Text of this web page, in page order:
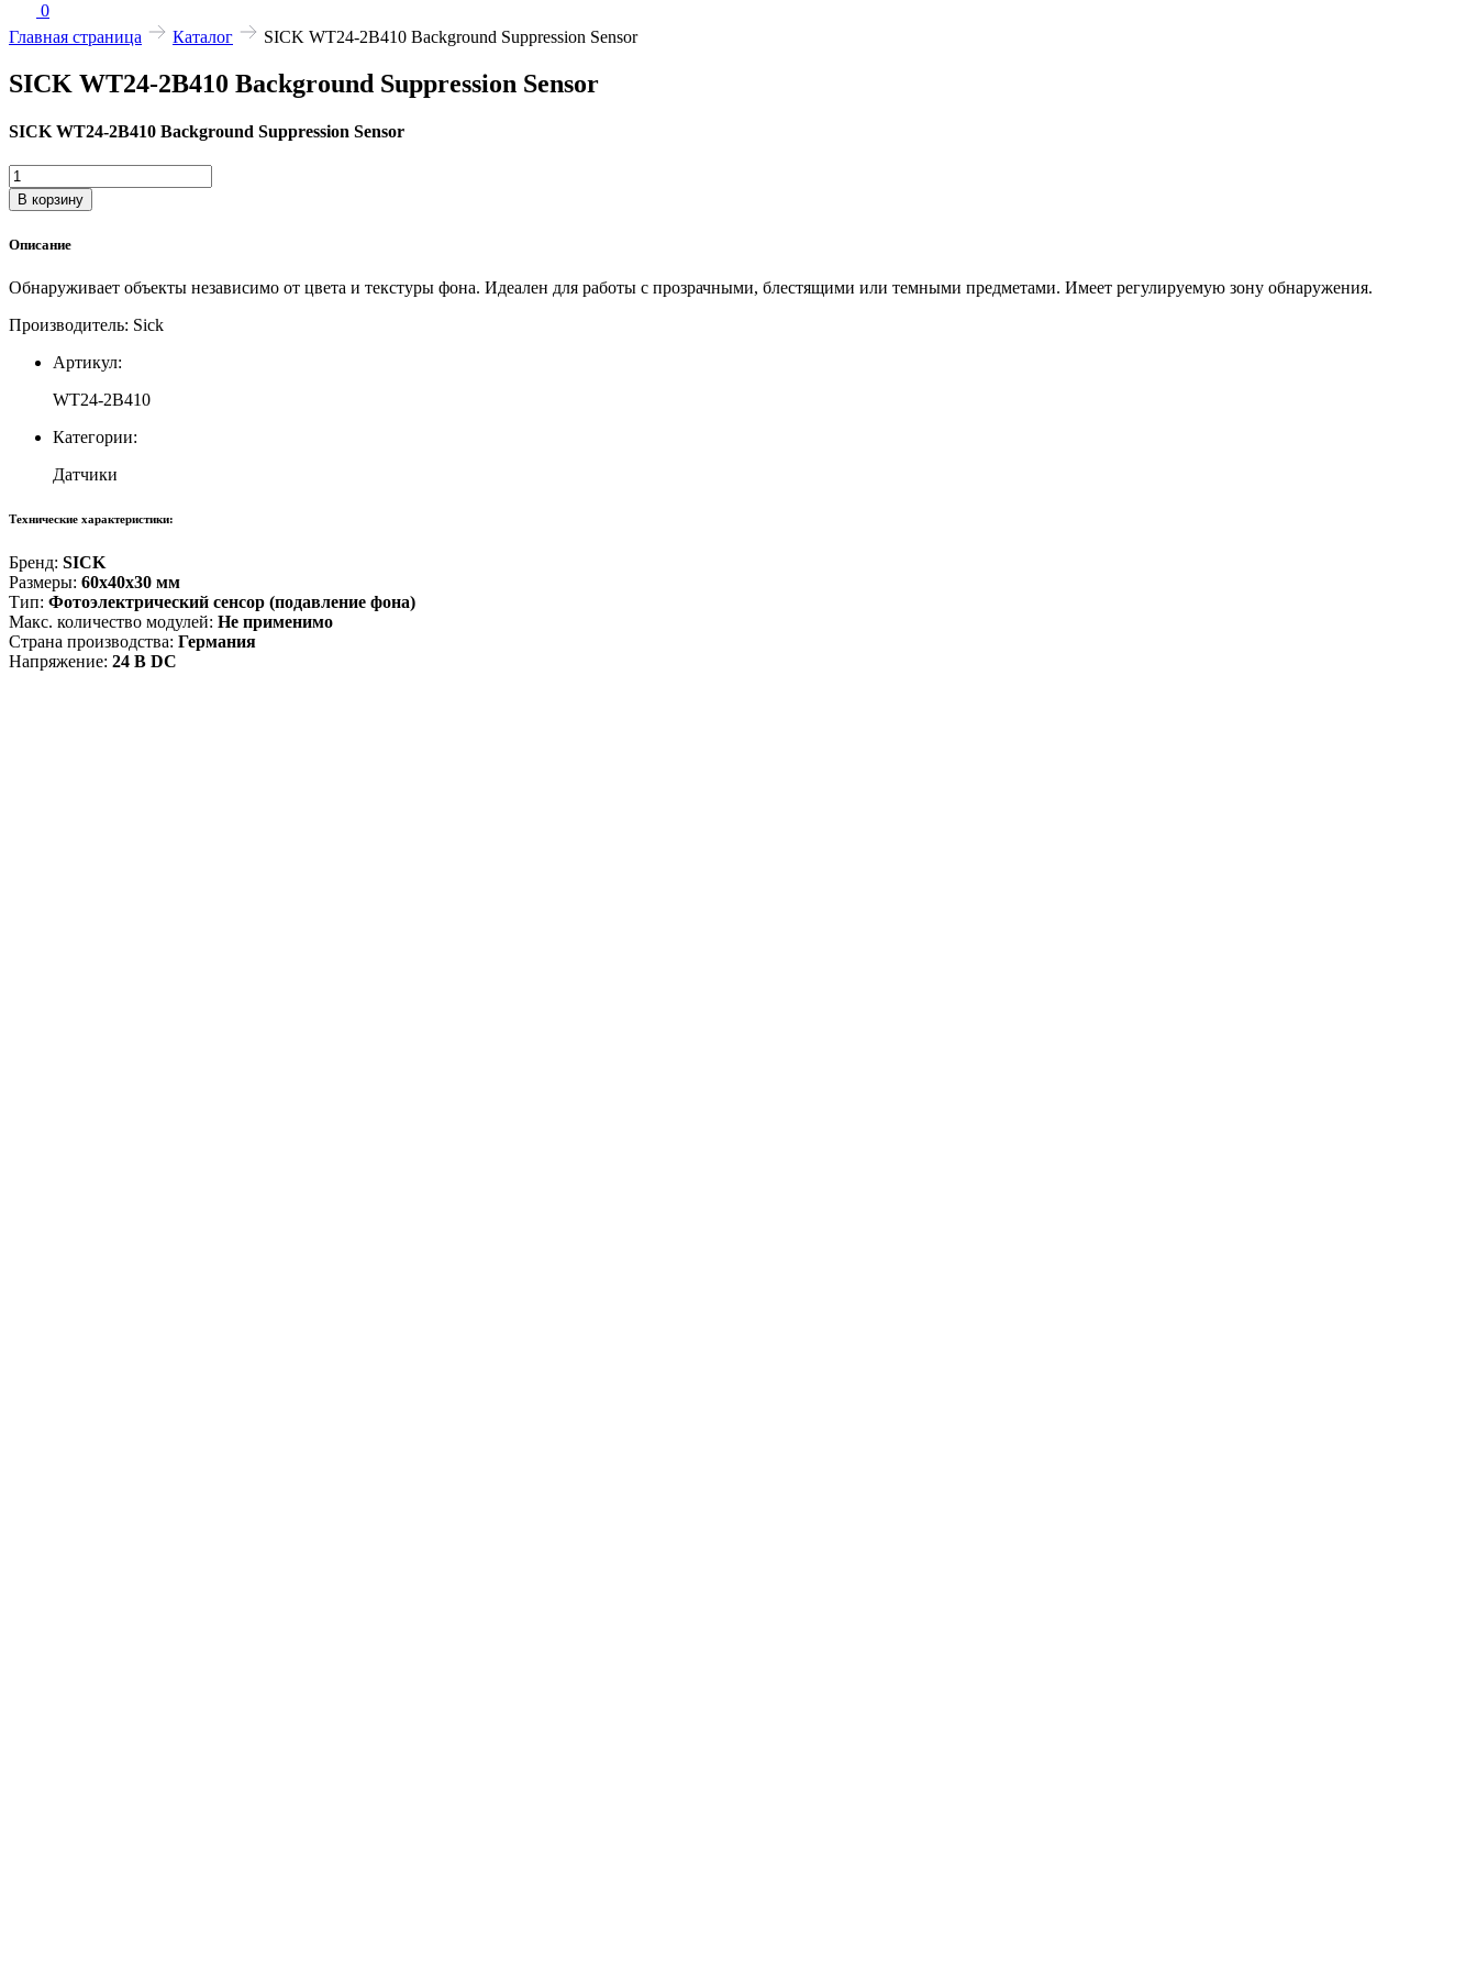
0
Главная страница
Каталог SICK WT24-2B410 Background Suppression Sensor
SICK WT24-2B410 Background Suppression Sensor
SICK WT24-2B410 Background Suppression Sensor
Количество
товара
SICK
2B410
Suppression
В корзину
Описание
Обнаруживает объекты независимо от цвета и текстуры фона. Идеален для работы с прозрачными, блестящими или темными предметами. Имеет регулируемую зону обнаружения.
Производитель: Sick
Артикул:
WT24-2B410
Категории:
Датчики
Технические характеристики:
Бренд: SICK
Размеры: 60x40x30 мм
Тип: Фотоэлектрический сенсор (подавление фона)
Макс. количество модулей: Не применимо
Страна производства: Германия
Напряжение: 24 В DC